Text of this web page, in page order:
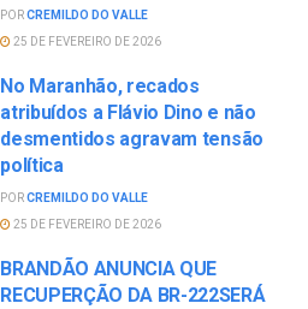
PORCREMILDO DO VALLE
25 DE FEVEREIRO DE 2026
No Maranhão, recados
atribuídos a Flávio Dino e não
desmentidos agravam tensão
política
PORCREMILDO DO VALLE
25 DE FEVEREIRO DE 2026
BRANDÃO ANUNCIA QUE
RECUPERÇÃO DA BR-222SERÁ